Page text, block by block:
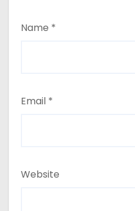
Name *
Email *
Website